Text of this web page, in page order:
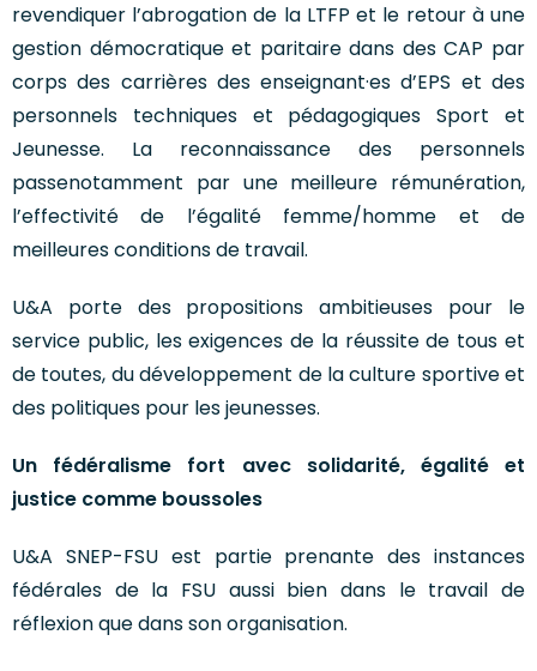
revendiquer l’abrogation de la LTFP et le retour à une
gestion démocratique et paritaire dans des CAP par
corps des carrières des enseignant·es d’EPS et des
personnels techniques et pédagogiques Sport et
Jeunesse. La reconnaissance des personnels
passenotamment par une meilleure rémunération,
l’effectivité de l’égalité femme/homme et de
meilleures conditions de travail.
U&A porte des propositions ambitieuses pour le
service public, les exigences de la réussite de tous et
de toutes, du développement de la culture sportive et
des politiques pour les jeunesses.
Un fédéralisme fort avec solidarité, égalité et
justice comme boussoles
U&A SNEP-FSU est partie prenante des instances
fédérales de la FSU aussi bien dans le travail de
réflexion que dans son organisation.